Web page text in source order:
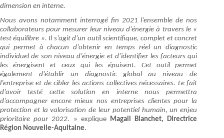
dimension en interne.
Nous avons notamment interrogé fin 2021 l’ensemble de nos
collaborateurs pour mesurer leur niveau d’énergie à travers le «
test équilibre ». Il s’agit d’un outil scientifique, complet et concret
qui permet à chacun d’obtenir en temps réel un diagnostic
individuel de son niveau d’énergie et d’identifier les facteurs qui
les énergisent et ceux qui les épuisent. Cet outil permet
également d’établir un diagnostic global au niveau de
l’entreprise et de cibler les actions collectives nécessaires. Le fait
d’avoir testé cette solution en interne nous permettra
d’accompagner encore mieux nos entreprises clientes pour la
protection et la valorisation de leur potentiel humain, un enjeu
prioritaire pour 2022. » explique Magali Blanchet, Directrice
Région Nouvelle-Aquitaine.